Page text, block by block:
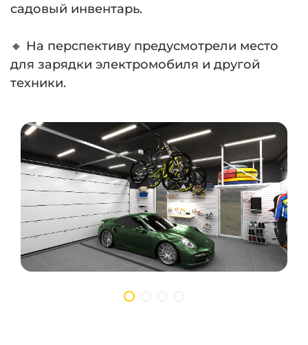
садовый инвентарь.
🔸 На перспективу предусмотрели место
для зарядки электромобиля и другой
техники.